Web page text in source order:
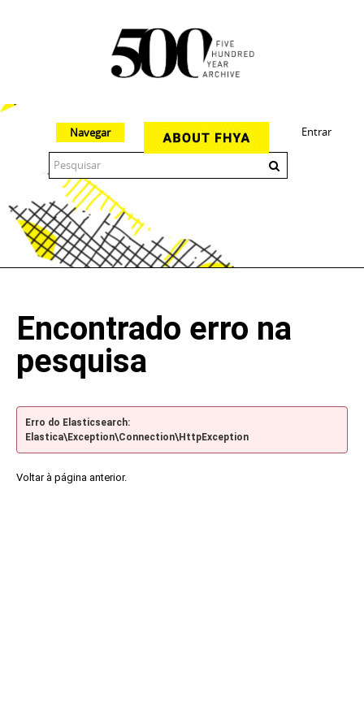
Entrar
Navegar
Encontrado erro na
pesquisa
Erro do Elasticsearch:
Elastica\Exception\Connection\HttpException
Voltar à página anterior.